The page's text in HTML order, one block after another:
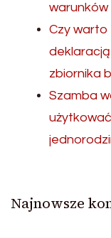
warunków
Czy warto
zbiornika
Szamba
Najnowsze